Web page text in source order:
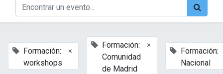
Formación:
workshops
×
Formación:
Comunidad
de Madrid
×
Formación:
Nacional